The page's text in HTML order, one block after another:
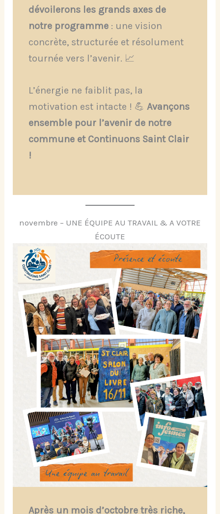
dévoilerons les grands axes de
notre programme: une vision
concrète, structurée et résolument
tournée vers l’avenir. 📈
L’énergie ne faiblit pas, la
motivation est intacte ! 💪 Avançons
ensemble pour l’avenir de notre
commune et Continuons Saint Clair
!
novembre – UNE ÉQUIPE AU TRAVAIL & A VOTRE
ÉCOUTE
Après un mois d’octobre très riche,